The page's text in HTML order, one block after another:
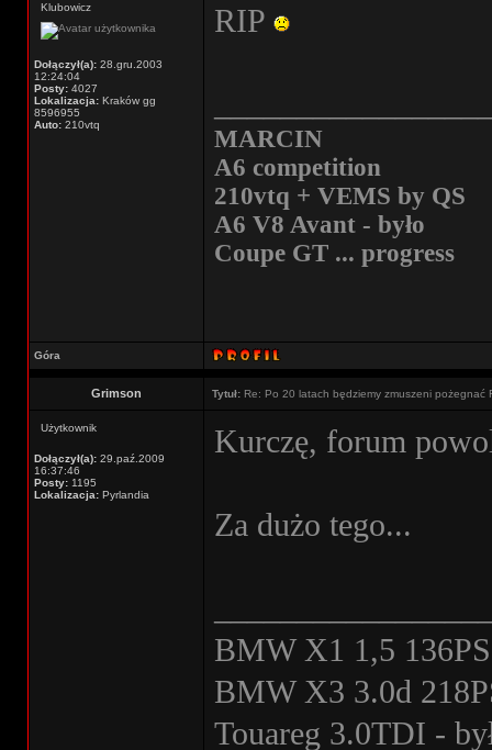
Klubowicz
Dołączył(a): 28.gru.2003
12:24:04
Posty: 4027
Lokalizacja: Kraków gg
8596955
Auto: 210vtq
RIP
MARCIN
A6 competition
210vtq + VEMS by QS
A6 V8 Avant - było
Coupe GT ... progress
Góra
Grimson Tytuł: Re: Po 20 latach będziemy zmuszeni pożegnać
Użytkownik
Dołączył(a): 29.paź.2009
16:37:46
Posty: 1195
Lokalizacja: Pyrlandia
Kurczę, forum
Za dużo tego...
BMW X1 1,5
BMW X3 3.0d
Touareg 3.0TDI -